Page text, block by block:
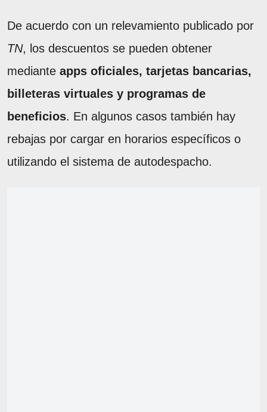
De acuerdo con un relevamiento publicado por
TN, los descuentos se pueden obtener
mediante apps oficiales, tarjetas bancarias,
billeteras virtuales y programas de
beneficios. En algunos casos también hay
rebajas por cargar en horarios específicos o
utilizando el sistema de autodespacho.